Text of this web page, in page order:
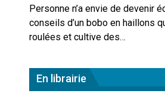
En Seine-et-
Campus IA doit
Addendum sur les
laver, et
Personne n’a envie de devenir
conseils d’un bobo en haillons
roulées et cultive des…
En librairie